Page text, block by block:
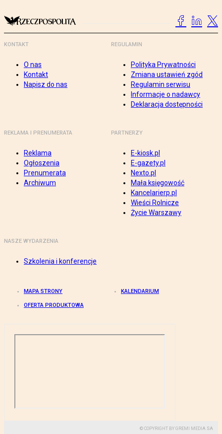
KONTAKT
O nas
Kontakt
Napisz do nas
REGULAMIN
Polityka Prywatności
Zmiana ustawień zgód
Regulamin serwisu
Informacje o nadawcy
Deklaracja dostępności
REKLAMA I PRENUMERATA
Reklama
Ogłoszenia
Prenumerata
Archiwum
PARTNERZY
E-kiosk.pl
E-gazety.pl
Nexto.pl
Mała księgowość
Kancelarierp.pl
Wieści Rolnicze
Życie Warszawy
NASZE WYDARZENIA
Szkolenia i konferencje
MAPA STRONY KALENDARIUM
OFERTA PRODUKTOWA
© COPYRIGHT BY GREMI MEDIA SA